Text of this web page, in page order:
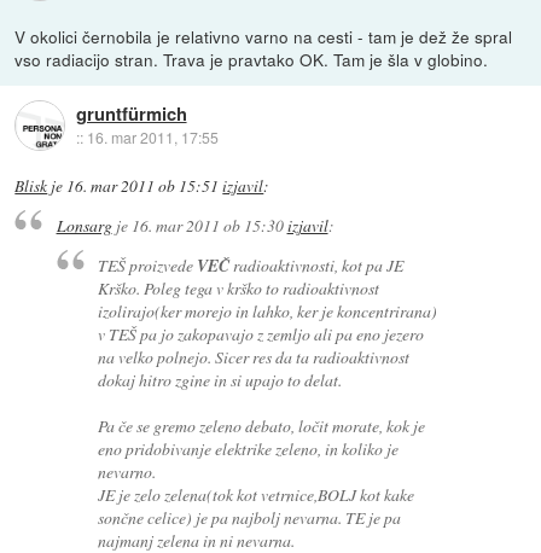
V okolici černobila je relativno varno na cesti - tam je dež že spral
vso radiacijo stran. Trava je pravtako OK. Tam je šla v globino.
gruntfürmich
:: 16. mar 2011, 17:55
Blisk je 16. mar 2011 ob 15:51 izjavil:
Lonsargje 16. mar 2011 ob 15:30izjavil:
TEŠ proizvede VEČradioaktivnosti, kot pa JE
Krško. Poleg tega v krško to radioaktivnost
izolirajo(ker morejo in lahko, ker je koncentrirana)
v TEŠ pa jo zakopavajo z zemljo ali pa eno jezero
na velko polnejo. Sicer res da ta radioaktivnost
dokaj hitro zgine in si upajo to delat.
Pa če se gremo zeleno debato, ločit morate, kok je
eno pridobivanje elektrike zeleno, in koliko je
nevarno.
JE je zelo zelena(tok kot vetrnice,BOLJ kot kake
sončne celice) je pa najbolj nevarna. TE je pa
najmanj zelena in ni nevarna.